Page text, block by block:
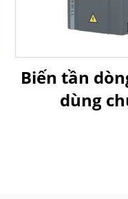
Biến tần
dùng